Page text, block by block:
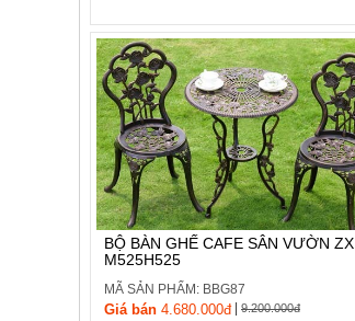
BỘ BÀN GHẾ CAFE SÂN VƯỜN ZX
M525H525
MÃ SẢN PHẨM: BBG87
Giá bán 4.680.000đ| 9.200.000đ